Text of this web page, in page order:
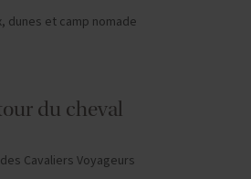
dunes et camp nomade
du cheval
Cavaliers Voyageurs